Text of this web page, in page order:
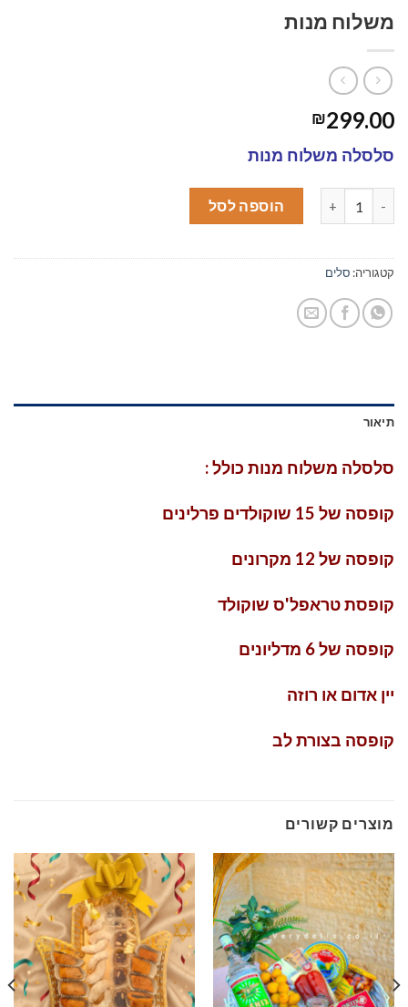
משלוח מנות
₪299.00
סלסלה משלוח מנות
הוספה לסל
קטגוריה: סלים
תיאור
סלסלה משלוח מנות כולל :
קופסה של 15 שוקולדים פרלינים
קופסה של 12 מקרונים
קופסת טראפל'ס שוקולד
קופסה של 6 מדליונים
יין אדום או רוזה
קופסה בצורת לב
מוצרים קשורים